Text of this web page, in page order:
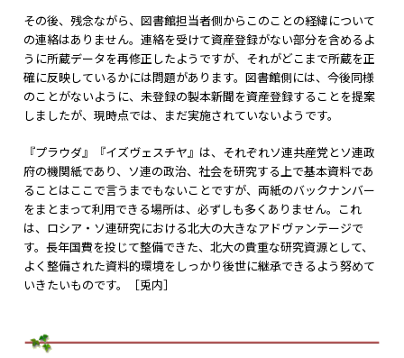
その後、残念ながら、図書館担当者側からこのことの経緯について
の連絡はありません。連絡を受けて資産登録がない部分を含めるよ
うに所蔵データを再修正したようですが、それがどこまで所蔵を正
確に反映しているかには問題があります。図書館側には、今後同様
のことがないように、未登録の製本新聞を資産登録することを提案
しましたが、現時点では、まだ実施されていないようです。
『プラウダ』『イズヴェスチヤ』は、それぞれソ連共産党とソ連政
府の機関紙であり、ソ連の政治、社会を研究する上で基本資料であ
ることはここで言うまでもないことですが、両紙のバックナンバー
をまとまって利用できる場所は、必ずしも多くありません。これ
は、ロシア・ソ連研究における北大の大きなアドヴァンテージで
す。長年国費を投じて整備できた、北大の貴重な研究資源として、
よく整備された資料的環境をしっかり後世に継承できるよう努めて
いきたいものです。［兎内］